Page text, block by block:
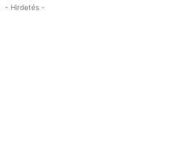
- Hirdetés -